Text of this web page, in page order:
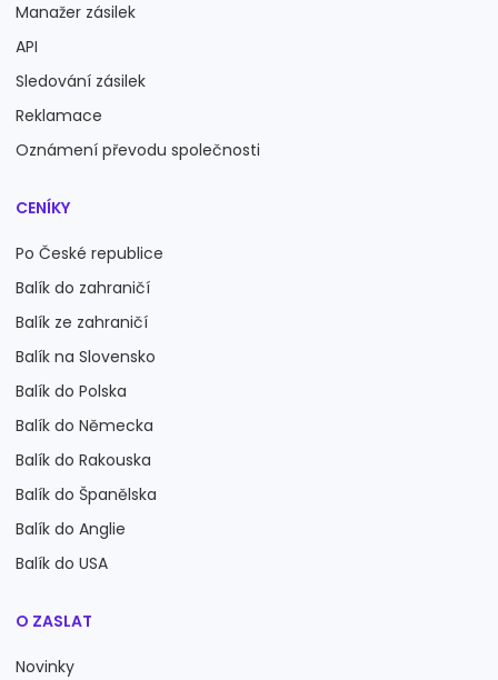
Manažer zásilek
API
Sledování zásilek
Reklamace
Oznámení převodu společnosti
CENÍKY
Po České republice
Balík do zahraničí
Balík ze zahraničí
Balík na Slovensko
Balík do Polska
Balík do Německa
Balík do Rakouska
Balík do Španělska
Balík do Anglie
Balík do USA
O ZASLAT
Novinky